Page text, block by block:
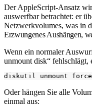
Der AppleScript-Ansatz
auswerfbar betrachtet: er
Netzwerkvolumes, was in
Erzwungenes Aushängen,
Wenn ein normaler
unmount disk“ fehlschlägt,
Oder hängen Sie alle
einmal aus: